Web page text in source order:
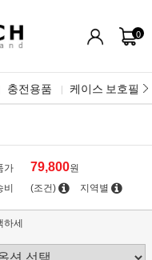
0
충전용품 케이스 보호필름
가 79,800원
(조건) 지역별
하세